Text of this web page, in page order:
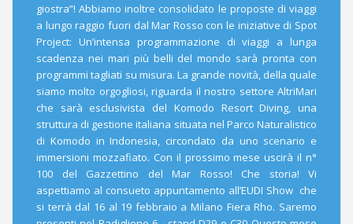
giostra”! Abbiamo inoltre consolidato le proposte di viaggi
a lungo raggio fuori dal Mar Rosso con le iniziative di Spot
Project: Un’intensa programmazione di viaggi a lunga
scadenza nei mari più belli del mondo sarà pronta con
programmi tagliati su misura. La grande novità, della quale
siamo molto orgogliosi, riguarda il nostro settore AltriMari
che sarà esclusivista del Komodo Resort Diving, una
struttura di gestione italiana situata nel Parco Naturalistico
di Komodo in Indonesia, circondato da uno scenario e
immersioni mozzafiato. Con il prossimo mese uscirà il n°
100 del Gazzettino del Mar Rosso! Che storia! Vi
aspettiamo al consueto appuntamento all’EUDI Show che
si terrà dal 16 al 19 febbraio a Milano Fiera Rho. Saremo